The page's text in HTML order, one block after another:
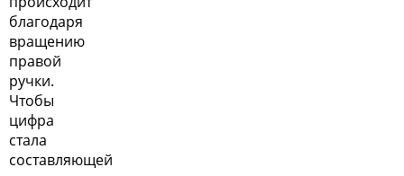
благодаря
вращению
правой
ручки.
Чтобы
цифра
стала
составляющей